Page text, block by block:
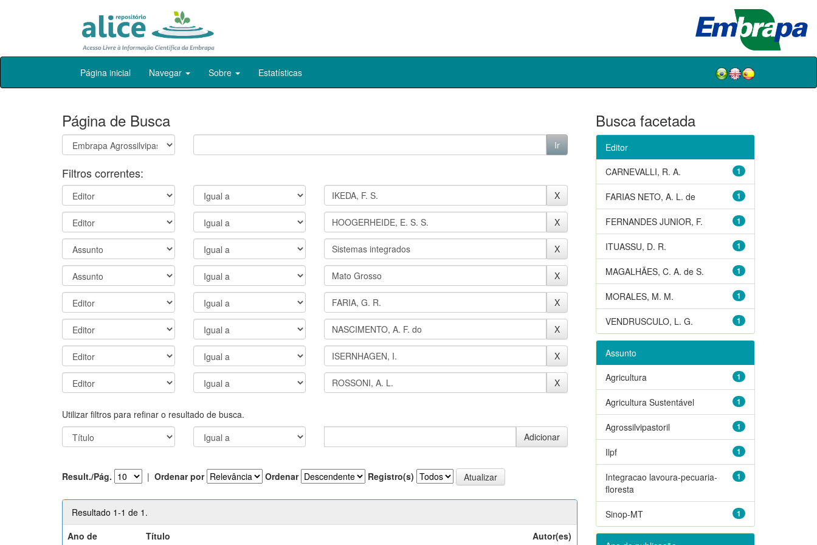
Skip
Página inicial Navegar Sobre Estatísticas
Página de Busca
Filtros correntes:
Utilizar filtros para refinar o resultado de busca.
Result./Pág. | Ordenar por Ordenar Registro(s)
Resultado 1-1 de 1.
Ano de
Título Autor(es)
Busca facetada
Editor
1
CARNEVALLI, R. A.
1
FARIAS NETO, A. L. de
1
FERNANDES JUNIOR, F.
1
ITUASSU, D. R.
1
MAGALHÃES, C. A. de S.
1
MORALES, M. M.
1
VENDRUSCULO, L. G.
Assunto
1
Agricultura
1
Agricultura Sustentável
1
Agrossilvipastoril
1
Ilpf
1
Integracao lavoura-pecuaria-
floresta
1
Sinop-MT